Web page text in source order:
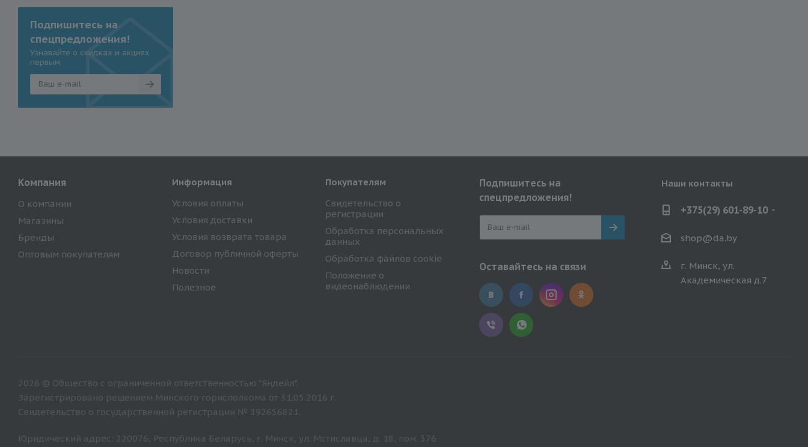
Подпишитесь на
спецпредложения!
Узнавайте о скидках и акциях
первым
Компания
О компании
Магазины
Бренды
Оптовым покупателям
Информация
Условия оплаты
Условия доставки
Условия возврата товара
Договор публичной оферты
Новости
Полезное
Покупателям
Свидетельство о
регистрации
Обработка персональных
данных
Обработка файлов cookie
Положение о
видеонаблюдении
Подпишитесь на
спецпредложения!
Оставайтесь на связи
Наши контакты
+375(29) 601-89-10
shop@da.by
г. Минск, ул.
Академическая д.7
2026 © Общество с ограниченной ответственностью "Яндейл".
Зарегистрировано решением Минского горисполкома от 31.05.2016 г.
Свидетельство о государственной регистрации № 192656821.
Юридический адрес: 220076, Республика Беларусь, г. Минск, ул. Мстиславца, д. 18, пом. 376